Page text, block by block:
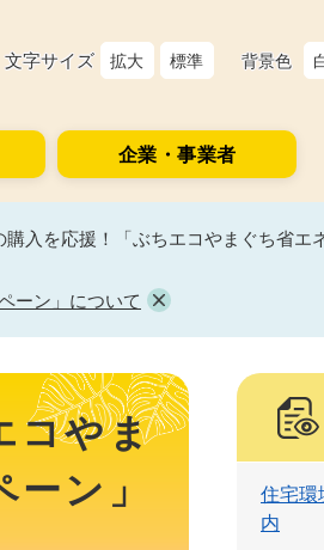
文字サイズ 拡大 標準 背景色
企業・事業者
購入を応援！「ぶちエコやまぐち省エ
ーン」について
コやま
ン」
住宅環
内